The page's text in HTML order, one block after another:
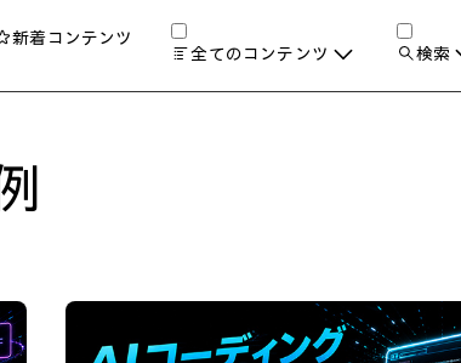
新着コンテンツ
全てのコンテンツ
チャンネル
ワークステーション
検索